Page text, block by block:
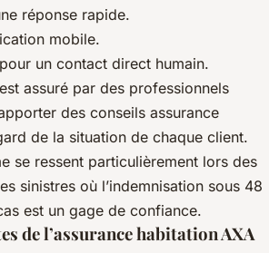
réponse rapide.
mobile.
un contact direct humain.
assuré par des professionnels
des conseils assurance
de la situation de chaque client.
se ressent particulièrement lors des
sinistres où l’indemnisation sous 48
est un gage de confiance.
de l’assurance habitation AXA